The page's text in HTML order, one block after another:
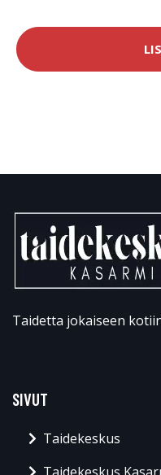
Taidetta jokaiseen
SIVUT
Taidekeskus
Taidekeskus